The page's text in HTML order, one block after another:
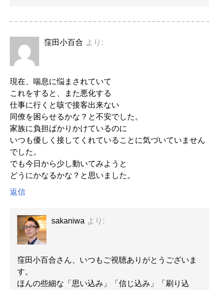
窪田小百合 より:
現在、喘息に悩まされていて
これをすると、また悪化する
仕事に行くと咳で接客出来ない
同僚を困らせるかな？と不安でした。
家族に負担ばかりかけているのに
いつも優しく接してくれていることに気づいていません
でした。
でも今日から少し動いてみようと
どうにかなるかな？と思いました。
返信
sakaniwa より:
窪田小百合さん、いつもご視聴ありがとうございま
す。
ほんの些細な「思い込み」「信じ込み」「刷り込